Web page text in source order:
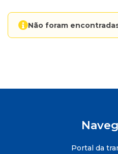
Não foram
Portal da